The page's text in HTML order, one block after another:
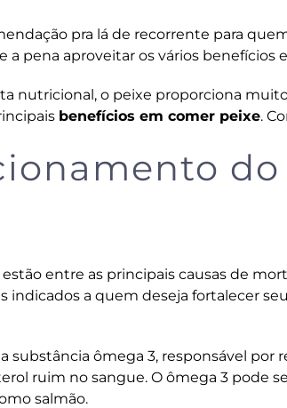
pra lá de recorrente para
pena aproveitar os vários benefícios
nutricional, o peixe proporciona
benefícios em comer peixe.
entre as principais causas de
indicados a quem deseja fortalecer
substância ômega 3, responsável por
ruim no sangue. O ômega 3 pode
salmão.